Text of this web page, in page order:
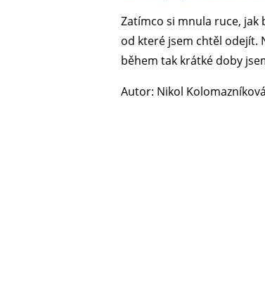
Zatímco si mnula ruce, jak
od které jsem chtěl odejít.
během tak krátké doby
Autor: Nikol Kolomazníková